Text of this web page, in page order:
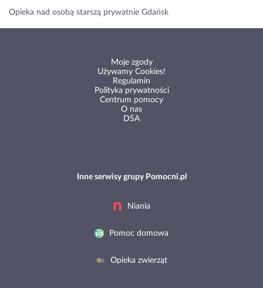
Opieka nad osobą starszą prywatnie Gdańsk
Moje zgody
Używamy Cookies!
Regulamin
Polityka prywatności
Centrum pomocy
O nas
DSA
Inne serwisy grupy Pomocni.pl
Niania
Pomoc domowa
Opieka zwierząt